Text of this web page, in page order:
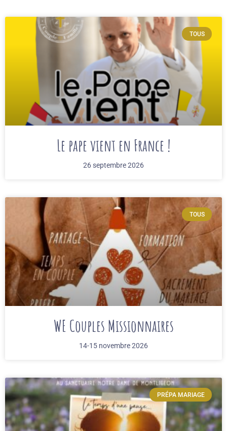
TOUS
Le pape vient en France !
26 septembre 2026
TOUS
WE Couples Missionnaires
14-15 novembre 2026
PRÉPA MARIAGE